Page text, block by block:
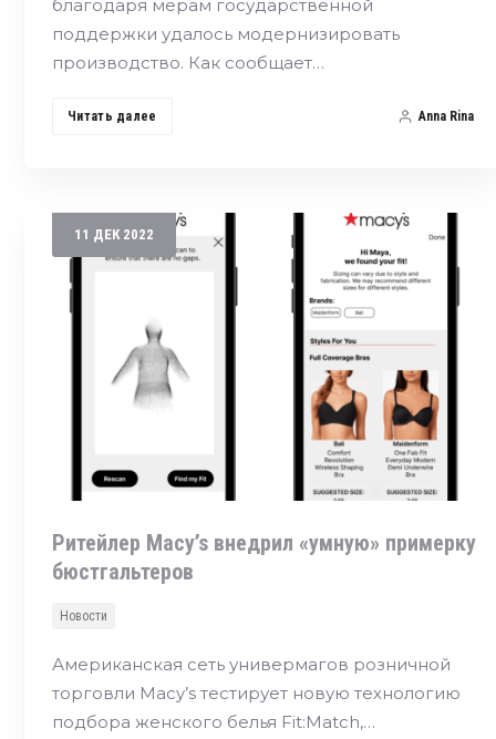
благодаря мерам государственной
поддержки удалось модернизировать
производство. Как сообщает…
Читать далее Anna Rina
11 ДЕК 2022
Ритейлер Macy’s внедрил «умную» примерку
бюстгальтеров
Новости
Американская сеть универмагов розничной
торговли Macy’s тестирует новую технологию
подбора женского белья Fit:Match,…